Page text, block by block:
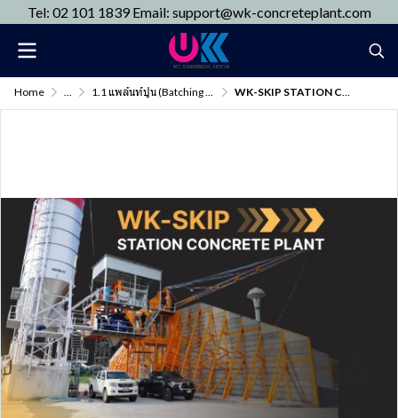
Tel: 02 101 1839 Email: support@wk-concreteplant.com
Home ... 1.1 แพล้นท์ปูน (Batching Plant) WK-SKIP STATION CONCRETE PLANT